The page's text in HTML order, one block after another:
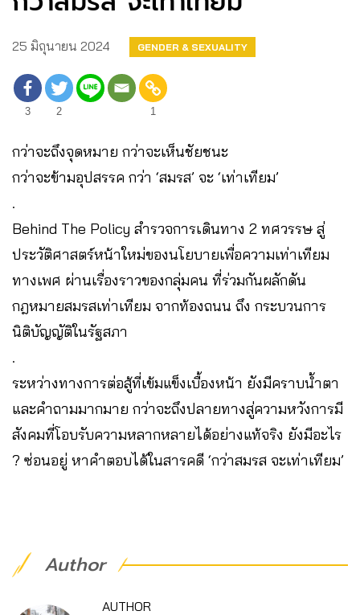
25 มิถุนายน 2024 GENDER & SEXUALITY
3 2 1
กว่าจะถึงจุดหมาย กว่าจะเห็นชัยชนะ
กว่าจะข้ามอุปสรรค กว่า ‘สมรส’ จะ ‘เท่าเทียม’
.
Behind The Policy สำรวจการเดินทาง 2 ทศวรรษ สู่
ประวัติศาสตร์หน้าใหม่ของนโยบายเพื่อความเท่าเทียม
ทางเพศ ผ่านเรื่องราวของกลุ่มคน ที่ร่วมกันผลักดัน
กฎหมายสมรสเท่าเทียม จากท้องถนน ถึง กระบวนการ
นิติบัญญัติในรัฐสภา
.
ระหว่างทางการต่อสู้ที่เข้มแข็งเบื้องหน้า ยังมีคราบน้ำตา
และคำถามมากมาย กว่าจะถึงปลายทางสู่ความหวังการมี
สังคมที่โอบรับความหลากหลายได้อย่างแท้จริง ยังมีอะไร
? ซ่อนอยู่ หาคำตอบได้ในสารคดี ‘กว่าสมรส จะเท่าเทียม’
Author
AUTHOR